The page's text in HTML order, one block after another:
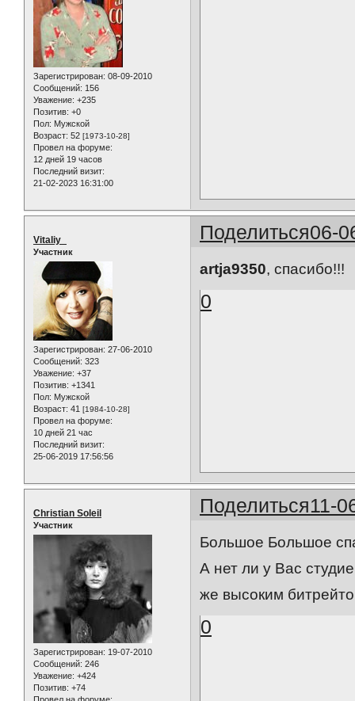
Зарегистрирован: 08-09-2010
Сообщений: 156
Уважение: +235
Позитив: +0
Пол: Мужской
Возраст: 52 [1973-10-28]
Провел на форуме:
12 дней 19 часов
Последний визит:
21-02-2023 16:31:00
Поделиться06-
Vitaliy_
Участник
Зарегистрирован: 27-06-2010
Сообщений: 323
Уважение: +37
Позитив: +1341
Пол: Мужской
Возраст: 41 [1984-10-28]
Провел на форуме:
10 дней 21 час
Последний визит:
25-06-2019 17:56:56
artja9350, спасибо!!!
0
Поделиться11-
Christian Soleil
Участник
Зарегистрирован: 19-07-2010
Сообщений: 246
Уважение: +424
Позитив: +74
Большое Большое
А нет ли у Вас
же высоким
0